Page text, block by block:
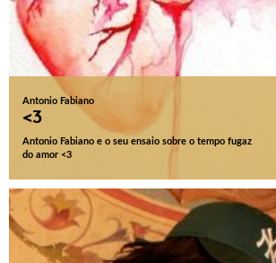
Antonio Fabiano
<3
Antonio Fabiano e o seu ensaio sobre o tempo fugaz
do amor <3